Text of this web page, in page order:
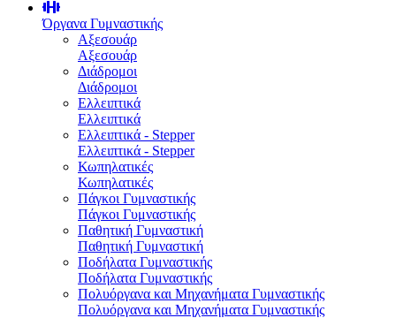
Όργανα Γυμναστικής
Αξεσουάρ
Αξεσουάρ
Διάδρομοι
Διάδρομοι
Ελλειπτικά
Ελλειπτικά
Ελλειπτικά - Stepper
Ελλειπτικά - Stepper
Κωπηλατικές
Κωπηλατικές
Πάγκοι Γυμναστικής
Πάγκοι Γυμναστικής
Παθητική Γυμναστική
Παθητική Γυμναστική
Ποδήλατα Γυμναστικής
Ποδήλατα Γυμναστικής
Πολυόργανα και Μηχανήματα Γυμναστικής
Πολυόργανα και Μηχανήματα Γυμναστικής